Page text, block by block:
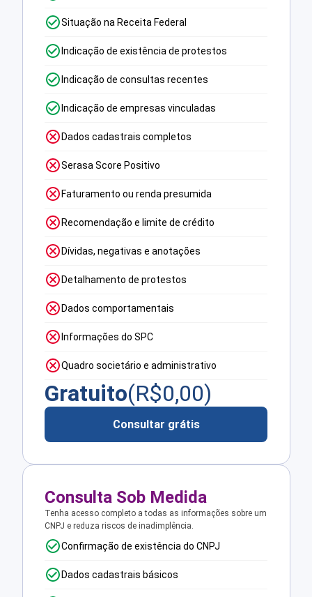
Situação na Receita Federal
Indicação de existência de protestos
Indicação de consultas recentes
Indicação de empresas vinculadas
Dados cadastrais completos
Serasa Score Positivo
Faturamento ou renda presumida
Recomendação e limite de crédito
Dívidas, negativas e anotações
Detalhamento de protestos
Dados comportamentais
Informações do SPC
Quadro societário e administrativo
Gratuito(R$0,00)
Consultar grátis
Consulta Sob Medida
Tenha acesso completo a todas as informações sobre um
CNPJ e reduza riscos de inadimplência.
Confirmação de existência do CNPJ
Dados cadastrais básicos